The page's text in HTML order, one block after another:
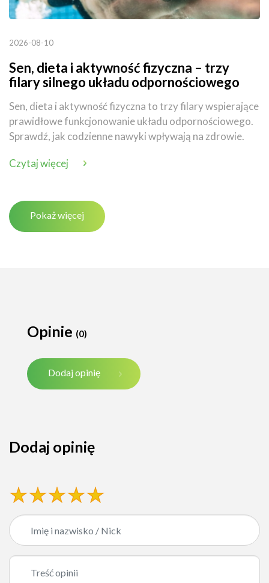
2026-08-10
Sen, dieta i aktywność fizyczna – trzy
filary silnego układu odpornościowego
Sen, dieta i aktywność fizyczna to trzy filary wspierające
prawidłowe funkcjonowanie układu odpornościowego.
Sprawdź, jak codzienne nawyki wpływają na zdrowie.
Czytaj więcej
Pokaż więcej
Opinie (0)
Dodaj opinię
Dodaj opinię